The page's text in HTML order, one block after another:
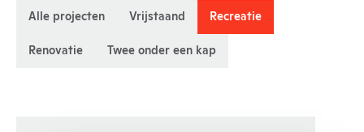
Alle projecten Vrijstaand Recreatie
Renovatie Twee onder een kap